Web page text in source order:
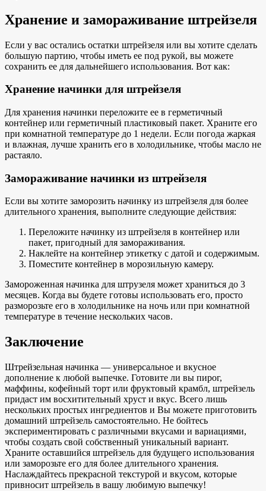
Хранение и замораживание штрейзеля
Если у вас остались остатки штрейзеля или вы хотите сделать
большую партию, чтобы иметь ее под рукой, вы можете
сохранить ее для дальнейшего использования. Вот как:
Хранение начинки для штрейзеля
Для хранения начинки переложите ее в герметичный
контейнер или герметичный пластиковый пакет. Храните его
при комнатной температуре до 1 недели. Если погода жаркая
и влажная, лучше хранить его в холодильнике, чтобы масло не
растаяло.
Замораживание начинки из штрейзеля
Если вы хотите заморозить начинку из штрейзеля для более
длительного хранения, выполните следующие действия:
Переложите начинку из штрейзеля в контейнер или
пакет, пригодный для замораживания.
Наклейте на контейнер этикетку с датой и содержимым.
Поместите контейнер в морозильную камеру.
Замороженная начинка для штрузеля может храниться до 3
месяцев. Когда вы будете готовы использовать его, просто
разморозьте его в холодильнике на ночь или при комнатной
температуре в течение нескольких часов.
Заключение
Штрейзельная начинка — универсальное и вкусное
дополнение к любой выпечке. Готовите ли вы пирог,
маффины, кофейный торт или фруктовый крамбл, штрейзель
придаст им восхитительный хруст и вкус. Всего лишь
нескольких простых ингредиентов и Вы можете приготовить
домашний штрейзель самостоятельно. Не бойтесь
экспериментировать с различными вкусами и вариациями,
чтобы создать свой собственный уникальный вариант.
Храните оставшийся штрейзель для будущего использования
или заморозьте его для более длительного хранения.
Наслаждайтесь прекрасной текстурой и вкусом, которые
привносит штрейзель в вашу любимую выпечку!